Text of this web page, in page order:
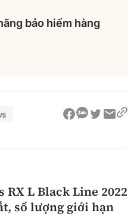
bảo hiểm hàng
RX L Black Line 2022
số lượng giới hạn